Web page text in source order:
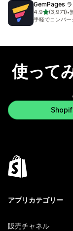
GemPages
4.95つ星中
(3,971)
合計レビュー•
手軽でコンバー
使って
アプリカテゴリー
販売チャネル